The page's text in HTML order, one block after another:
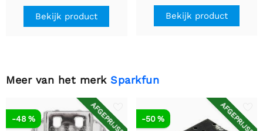
Bekijk product Bekijk product
Meer van het merk Sparkfun
AFGEPRIJSD
-48 % AFGEPRIJSD
-50 %